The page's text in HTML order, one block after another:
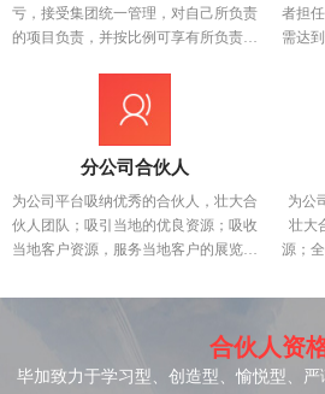
亏，接受集团统一管理，对自己所负责
的项目负责，并按比例可享有所负责项
展览人打造一条创业之路，为合伙人提
持，合伙共利，为个人合伙人实现时间
自由和财富自由。
者担
需达
的管
外
养团
分公司合伙人
为公司平台吸纳优秀的合伙人，壮大合
伙人团队；吸引当地的优良资源；吸收
当地客户资源，服务当地客户的展览需
参展商去外地参展的项目；吸收产业链
等；学习独立管理及决策，建立威信，
为下一步升级为分总部打基础。分公司
为公
壮大
源；
参展
方、
建立
合伙人资
毕加致力于学习型、创造型、愉悦型、严